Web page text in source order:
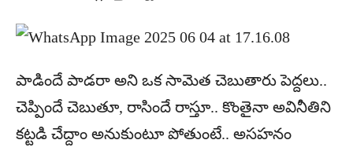
పాడిందే పాడరా అని ఒక సామెత చెబుతారు పెద్దలు..
చెప్పిందే చెబుతూ, రాసిందే రాస్తూ.. కొంతైనా అవినీతిని
కట్టడి చేద్దాం అనుకుంటూ పోతుంటే.. అసహనం